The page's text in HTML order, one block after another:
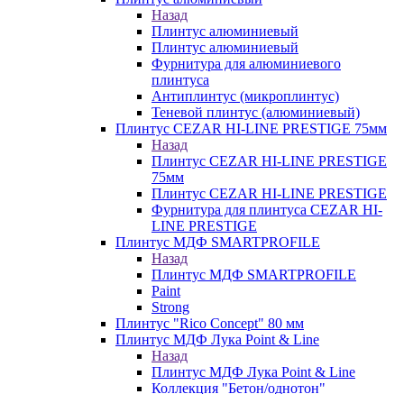
Назад
Плинтус алюминиевый
Плинтус алюминиевый
Фурнитура для алюминиевого
плинтуса
Антиплинтус (микроплинтус)
Теневой плинтус (алюминиевый)
Плинтус CEZAR HI-LINE PRESTIGE 75мм
Назад
Плинтус CEZAR HI-LINE PRESTIGE
75мм
Плинтус CEZAR HI-LINE PRESTIGE
Фурнитура для плинтуса CEZAR HI-
LINE PRESTIGE
Плинтус МДФ SMARTPROFILE
Назад
Плинтус МДФ SMARTPROFILE
Paint
Strong
Плинтус "Rico Concept" 80 мм
Плинтус МДФ Лука Point & Line
Назад
Плинтус МДФ Лука Point & Line
Коллекция "Бетон/однотон"